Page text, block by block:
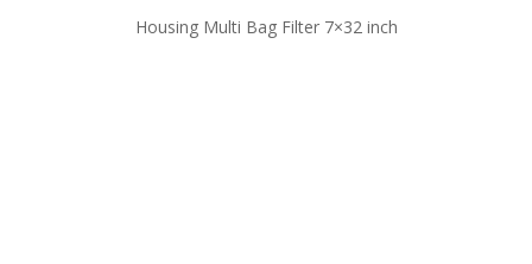
Housing Multi Bag Filter 7×32 inch